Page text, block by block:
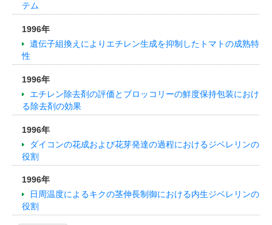
テム
1996年
遺伝子組換えによりエチレン生成を抑制したトマトの成熟特
性
1996年
エチレン除去剤の評価とブロッコリーの鮮度保持包装におけ
る除去剤の効果
1996年
ダイコンの花成および花芽発達の過程におけるジベレリンの
役割
1996年
日周温度によるキクの茎伸長制御における内生ジベレリンの
役割